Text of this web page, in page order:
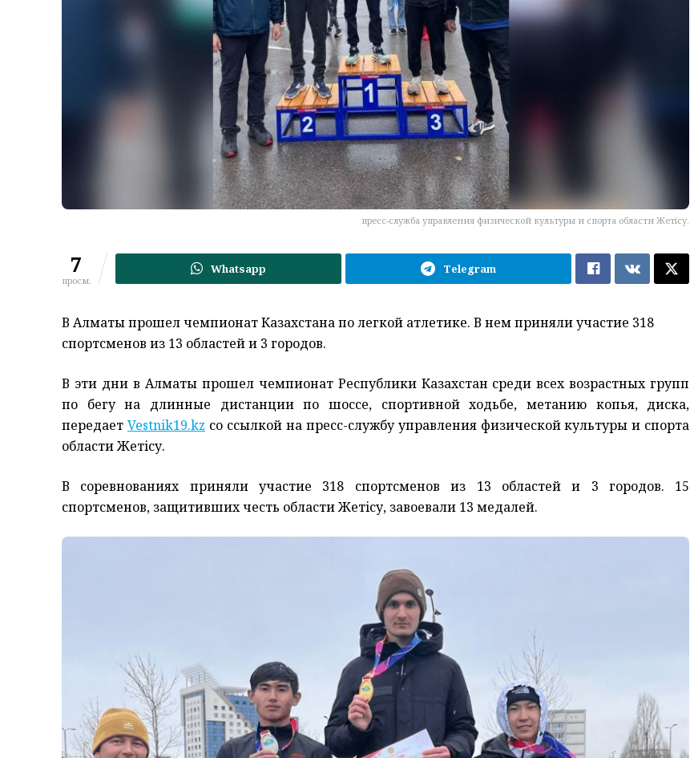
пресс-служба управления физической культуры и спорта области Жетiсу.
7
просм.
Whatsapp Telegram
В Алматы прошел чемпионат Казахстана по легкой атлетике. В нем приняли участие 318
спортсменов из 13 областей и 3 городов.
В эти дни в Алматы прошел чемпионат Республики Казахстан среди всех возрастных групп
по бегу на длинные дистанции по шоссе, спортивной ходьбе, метанию копья, диска,
передает Vestnik19.kz со ссылкой на пресс-службу управления физической культуры и спорта
области Жетiсу.
В соревнованиях приняли участие 318 спортсменов из 13 областей и 3 городов. 15
спортсменов, защитивших честь области Жетiсу, завоевали 13 медалей.